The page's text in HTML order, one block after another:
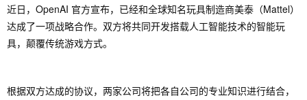
近日，OpenAI 官方宣布，已经和全球知名玩具制造商美泰（Mattel）
达成了一项战略合作。双方将共同开发搭载人工智能技术的智能玩
具，颠覆传统游戏方式。
根据双方达成的协议，两家公司将把各自公司的专业知识进行结合，